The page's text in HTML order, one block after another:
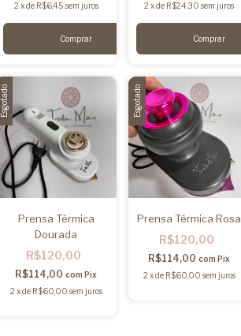
2 xde R$6,45 sem juros
2 xde R$24,30 sem juros
Esgotado
Prensa Térmica
Dourada
R$120,00
R$114,00 com Pix
2 xde R$60,00 sem juros
Esgotado
Prensa Térmica Rosa
R$120,00
R$114,00 com Pix
2 xde R$60,00 sem juros